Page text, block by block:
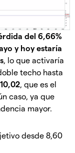
del 6,66%
y hoy estaría
, lo que activaría
techo hasta
, que es el
caso, ya que
mayor.
desde 8,60